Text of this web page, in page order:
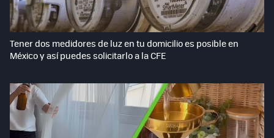
Tener dos medidores de luz en tu domicilio es posible en
México y así puedes solicitarlo a la CFE